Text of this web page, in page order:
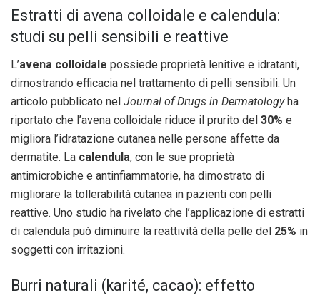
Estratti di avena colloidale e calendula:
studi su pelli sensibili e reattive
L’avena colloidale possiede proprietà lenitive e idratanti,
dimostrando efficacia nel trattamento di pelli sensibili. Un
articolo pubblicato nel Journal of Drugs in Dermatologyha
riportato che l’avena colloidale riduce il prurito del 30% e
migliora l’idratazione cutanea nelle persone affette da
dermatite. La calendula, con le sue proprietà
antimicrobiche e antinfiammatorie, ha dimostrato di
migliorare la tollerabilità cutanea in pazienti con pelli
reattive. Uno studio ha rivelato che l’applicazione di estratti
di calendula può diminuire la reattività della pelle del 25% in
soggetti con irritazioni.
Burri naturali (karité, cacao): effetto